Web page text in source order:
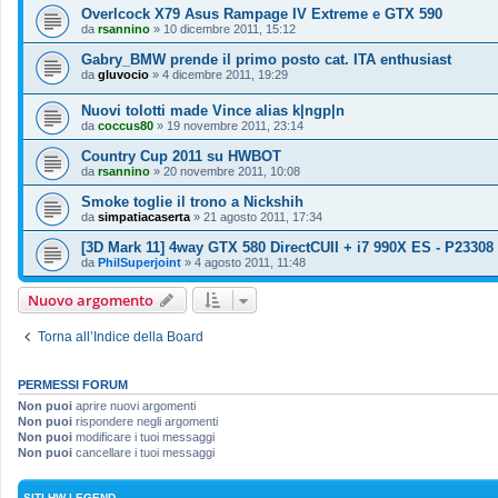
Overlcock X79 Asus Rampage IV Extreme e GTX 590
da rsannino » 10 dicembre 2011, 15:12
Gabry_BMW prende il primo posto cat. ITA enthusiast
da gluvocio » 4 dicembre 2011, 19:29
Nuovi tolotti made Vince alias k|ngp|n
da coccus80 » 19 novembre 2011, 23:14
Country Cup 2011 su HWBOT
da rsannino » 20 novembre 2011, 10:08
Smoke toglie il trono a Nickshih
da simpatiacaserta» 21 agosto 2011, 17:34
[3D Mark 11] 4way GTX 580 DirectCUII + i7 990X ES - P23308
da PhilSuperjoint » 4 agosto 2011, 11:48
Nuovo argomento
Torna all’Indice della Board
PERMESSI FORUM
Non puoi aprire nuovi argomenti
Non puoi rispondere negli argomenti
Non puoi modificare i tuoi messaggi
Non puoi cancellare i tuoi messaggi